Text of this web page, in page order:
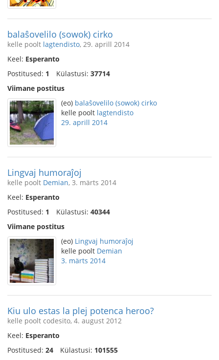
balaŝovelilo (sowok) cirko
kelle poolt lagtendisto, 29. aprill 2014
Keel: Esperanto
Postitused: 1 Külastusi: 37714
Viimane postitus
(eo) balaŝovelilo (sowok) cirko
kelle poolt lagtendisto
29. aprill 2014
Lingvaj humoraĵoj
kelle poolt Demian, 3. märts 2014
Keel: Esperanto
Postitused: 1 Külastusi: 40344
Viimane postitus
(eo) Lingvaj humoraĵoj
kelle poolt Demian
3. märts 2014
Kiu ulo estas la plej potenca heroo?
kelle poolt codesito, 4. august 2012
Keel: Esperanto
Postitused: 24 Külastusi: 101555